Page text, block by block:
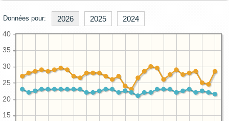
Données pour: 2026 2025 2024
15
20
25
30
35
40